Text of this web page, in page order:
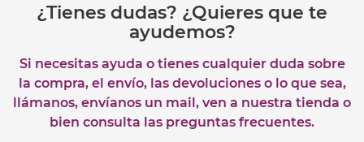
¿Tienes dudas? ¿Quieres que te
ayudemos?
Si necesitas ayuda o tienes cualquier duda sobre
la compra, el envío, las devoluciones o lo que sea,
llámanos, envíanos un mail, ven a nuestra tienda o
bien consulta las preguntas frecuentes.